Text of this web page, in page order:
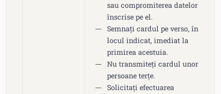
sau compromiterea datelor
înscrise pe el.
Semnați cardul pe verso, în
locul indicat, imediat la
primirea acestuia.
Nu transmiteți cardul unor
persoane terțe.
Solicitați efectuarea